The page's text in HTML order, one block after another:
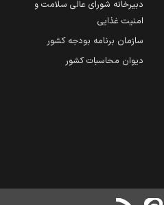
دبیرخانه شورای عالی سلامت و
امنیت غذایی
سازمان برنامه بودجه کشور
دیوان محاسبات کشور